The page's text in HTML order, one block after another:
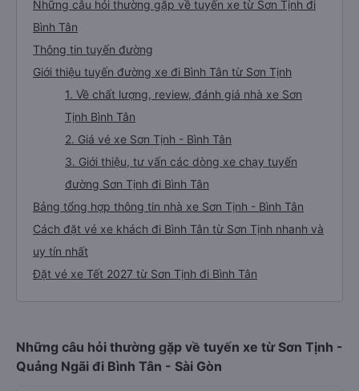
Những câu hỏi thường gặp về tuyến xe từ Sơn Tịnh đi
Bình Tân
Thông tin tuyến đường
Giới thiệu tuyến đường xe đi Bình Tân từ Sơn Tịnh
1. Về chất lượng, review, đánh giá nhà xe Sơn
Tịnh Bình Tân
2. Giá vé xe Sơn Tịnh - Bình Tân
3. Giới thiệu, tư vấn các dòng xe chạy tuyến
đường Sơn Tịnh đi Bình Tân
Bảng tổng hợp thông tin nhà xe Sơn Tịnh - Bình Tân
Cách đặt vé xe khách đi Bình Tân từ Sơn Tịnh nhanh và
uy tín nhất
Đặt vé xe Tết 2027 từ Sơn Tịnh đi Bình Tân
Những câu hỏi thường gặp về tuyến xe từ Sơn Tịnh -
Quảng Ngãi đi Bình Tân - Sài Gòn